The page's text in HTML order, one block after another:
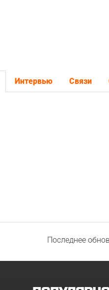
Интервью Связи
Последнее